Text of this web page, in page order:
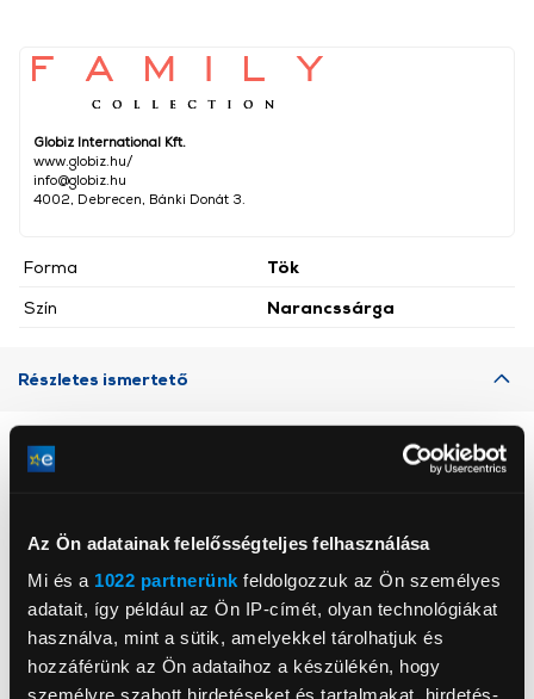
Az Ön adatainak felelősségteljes felhasználása
Mi és a 1022 partnerünk feldolgozzuk az Ön személyes
adatait, így például az Ön IP-címét, olyan technológiákat
használva, mint a sütik, amelyekkel tárolhatjuk és
hozzáférünk az Ön adataihoz a készülékén, hogy
személyre szabott hirdetéseket és tartalmakat, hirdetés-
Globiz International Kft.
www.globiz.hu/
info@globiz.hu
4002, Debrecen, Bánki Donát 3.
Forma
Tök
Szín
Narancssárga
Részletes ismertető